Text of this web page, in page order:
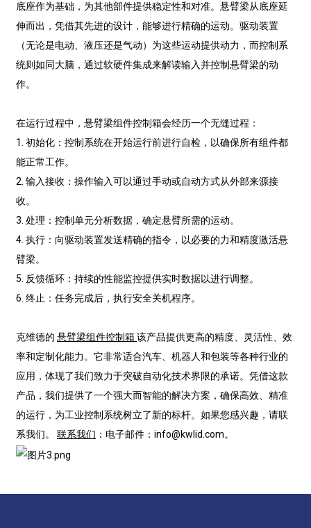
底座作为基础，为其他部件提供稳定性和对准。悬臂梁从底座延
伸而出，凭借其先进的设计，能够进行精确的运动。驱动装置
（无论是电动、液压还是气动）为这些运动提供动力，而控制系
统则如同大脑，通过软硬件集成来解读输入并控制悬臂梁的动
作。
在运行过程中，悬臂梁组件控制箱会经历一个无缝过程：
1. 初始化：控制系统在开始运行前进行自检，以确保所有组件都
能正常工作。
2. 输入接收：操作输入可以通过手动或自动方式从外部来源接
收。
3. 处理：控制单元分析数据，确定悬臂所需的运动。
4. 执行：向驱动装置发送精确的指令，以必要的力和精度激活悬
臂梁。
5. 反馈循环：持续的性能监控提供实时数据以进行调整。
6. 终止：任务完成后，执行安全关机程序。
克维德的 悬臂梁组件控制箱该产品提供更高的精度、灵活性、效
率和定制化能力。它非常适合汽车、机器人和包装等各种行业的
应用，体现了我们致力于突破自动化技术界限的承诺。凭借这款
产品，我们提供了一个强大而智能的解决方案，确保高效、精准
的运行，为工业控制系统树立了新的标杆。如果您感兴趣，请联
系我们。 联系我们 ：电子邮件：info@kwlid.com。